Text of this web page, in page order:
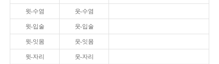
윗-수염 웃-수염
윗-입술 웃-입술
윗-잇몸 웃-잇몸
윗-자리 웃-자리